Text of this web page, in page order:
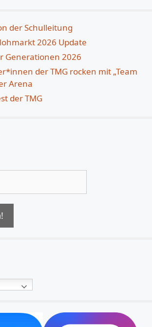
der Schulleitung
2026 Update
Generationen 2026
der TMG rocken mit „Team
Arena
der TMG